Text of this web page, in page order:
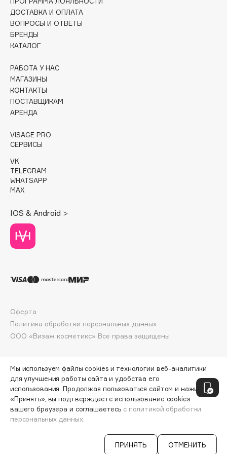
Collagenina
Consly
Corimo
CosRX
Crescina
Cunzite
Curaprox
D
d'Alba
DABO
DARLING*
Deonica
Dessange
Divage
Dorco
DP Daily Perfection
Dr.Ceuracle
Dr.Jart+
DSD de Luxe
Dyson
СООБЩИТЬ О ПОСТУПЛЕНИИ
ДОСТАВКА И ОПЛАТА
ВОПРОСЫ И ОТВЕТЫ
БРЕНДЫ
КАТАЛОГ
РАБОТА У НАС
МАГАЗИНЫ
КОНТАКТЫ
ПОСТАВЩИКАМ
АРЕНДА
VISAGE PRO
СЕРВИСЫ
VK
TELEGRAM
WHATSAPP
MAX
IOS & Android >
ООО «Визаж косметикс» Все права защищены
Оферта
Политика обработки персональных данных
Мы используем файлы cookies и технологии веб-аналитики
для улучшения работы сайта и удобства его
использования. Продолжая пользоваться сайтом и нажимая
«Принять», вы подтверждаете использование cookies
вашего браузера и соглашаетесь с политикой обработки
персональных данных.
ПРИНЯТЬ ОТМЕНИТЬ